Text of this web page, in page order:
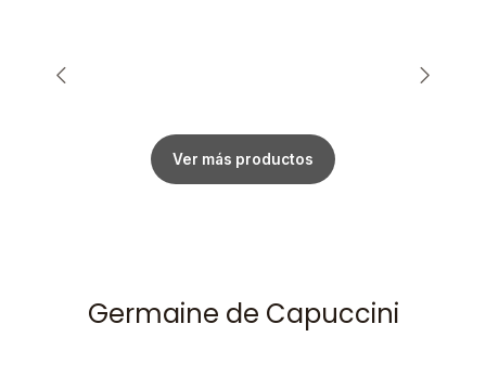
Ver más productos
Germaine de Capuccini